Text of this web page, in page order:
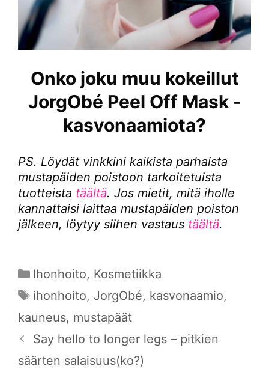
Onko joku muu kokeillut
JorgObé Peel Off Mask -
kasvonaamiota?
PS. Löydät vinkkini kaikista parhaista
mustapäiden poistoon tarkoitetuista
tuotteista täältä. Jos mietit, mitä iholle
kannattaisi laittaa mustapäiden poiston
jälkeen, löytyy siihen vastaus täältä.
Kategoriat
Ihonhoito, Kosmetiikka
Avainsanat
ihonhoito, JorgObé, kasvonaamio,
kauneus, mustapäät
Say hello to longer legs – pitkien
säärten salaisuus(ko?)